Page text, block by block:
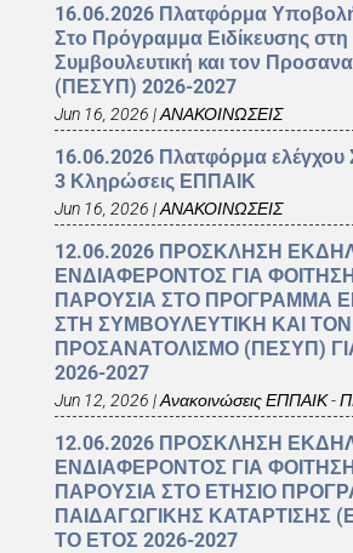
16.06.2026 Πλατφόρμα
Στο Πρόγραμμα Ειδίκευσης στη
Συμβουλευτική και τον
(ΠΕΣΥΠ) 2026-2027
Jun 16, 2026 |ΑΝΑΚΟΙΝΩΣΕΙΣ
16.06.2026 Πλατφόρμα ελέγχου
3 Κληρώσεις ΕΠΠΑΙΚ
Jun 16, 2026 |ΑΝΑΚΟΙΝΩΣΕΙΣ
12.06.2026 ΠΡΟΣΚΛΗΣΗ
ΕΝΔΙΑΦΕΡΟΝΤΟΣ ΓΙΑ
ΠΑΡΟΥΣΙΑ ΣΤΟ ΠΡΟΓΡΑΜΜΑ
ΣΤΗ ΣΥΜΒΟΥΛΕΥΤΙΚΗ ΚΑΙ ΤΟΝ
ΠΡΟΣΑΝΑΤΟΛΙΣΜΟ (ΠΕΣΥΠ)
2026-2027
Jun 12, 2026 |Ανακοινώσεις ΕΠΠΑΙΚ -
12.06.2026 ΠΡΟΣΚΛΗΣΗ
ΕΝΔΙΑΦΕΡΟΝΤΟΣ ΓΙΑ
ΠΑΡΟΥΣΙΑ ΣΤΟ ΕΤΗΣΙΟ
ΠΑΙΔΑΓΩΓΙΚΗΣ ΚΑΤΑΡΤΙΣΗΣ
ΤΟ ΕΤΟΣ 2026-2027